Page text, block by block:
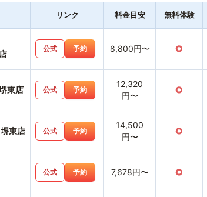
リンク 料金目安 無料体験
公式 予約 8,800円〜 ○
東店 公式 予約
12,320
円〜
○
東店 公式 予約
14,500
円〜
○
公式 予約 7,678円〜 ○